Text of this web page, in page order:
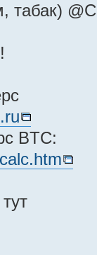
BTC: